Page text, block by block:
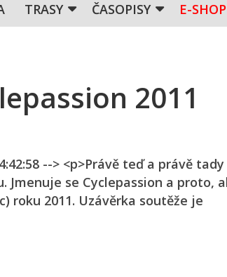
TRASY ČASOPISY E-SHOP
2011
--> <p>Právě teď a právě
se Cyclepassion a proto,
roku 2011. Uzávěrka soutěže je